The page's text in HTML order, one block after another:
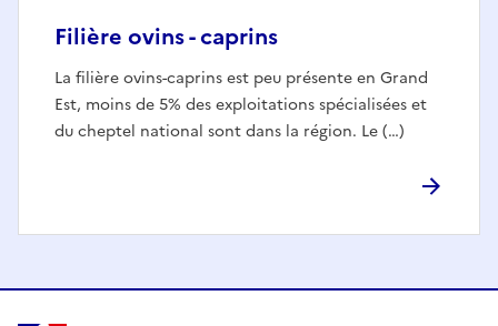
Filière ovins - caprins
La filière ovins-caprins est peu présente en Grand
Est, moins de 5% des exploitations spécialisées et
du cheptel national sont dans la région. Le (…)